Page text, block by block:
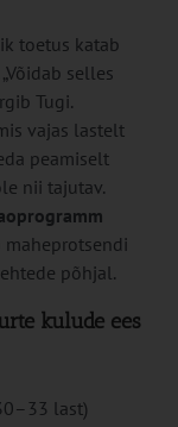
toetus katab
selles
Tugi.
vajas lastelt
peamiselt
nii tajutav.
maheprotsendi
põhjal.
kulude ees
last)